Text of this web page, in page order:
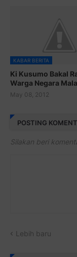
KABAR BERITA
Ki Kusumo Bakal
Warga Negara
May 08, 2012
POSTING
Silakan beri
Lebih baru